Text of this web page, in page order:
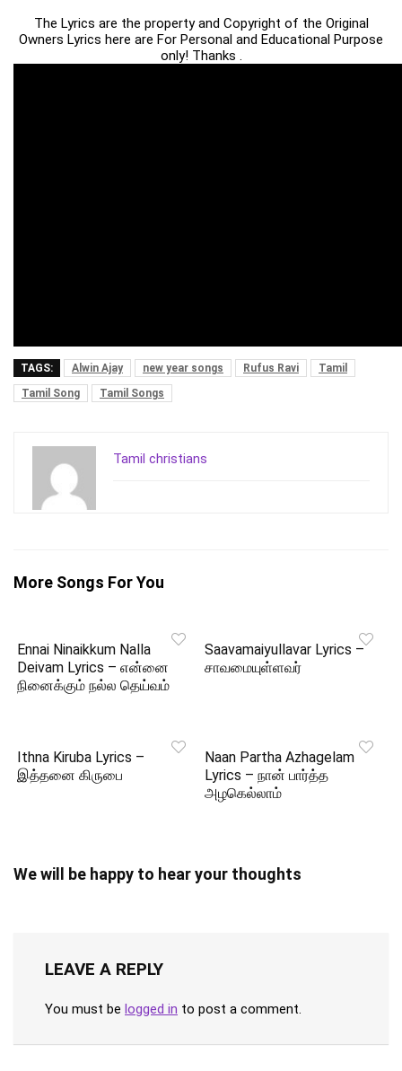
The Lyrics are the property and Copyright of the Original
Owners Lyrics here are For Personal and Educational Purpose
only! Thanks .
TAGS: Alwin Ajay new year songs Rufus Ravi
Tamil
Tamil Song
Tamil Songs
Tamil christians
More Songs For You
Ennai Ninaikkum Nalla
Deivam Lyrics – என்னை
நினைக்கும் நல்ல தெய்வம்
Saavamaiyullavar Lyrics –
சாவமையுள்ளவர்
Ithna Kiruba Lyrics –
இத்தனை கிருபை
Naan Partha Azhagelam
Lyrics – நான் பார்த்த
அழகெல்லாம்
We will be happy to hear your thoughts
LEAVE A REPLY
You must be logged in to post a comment.